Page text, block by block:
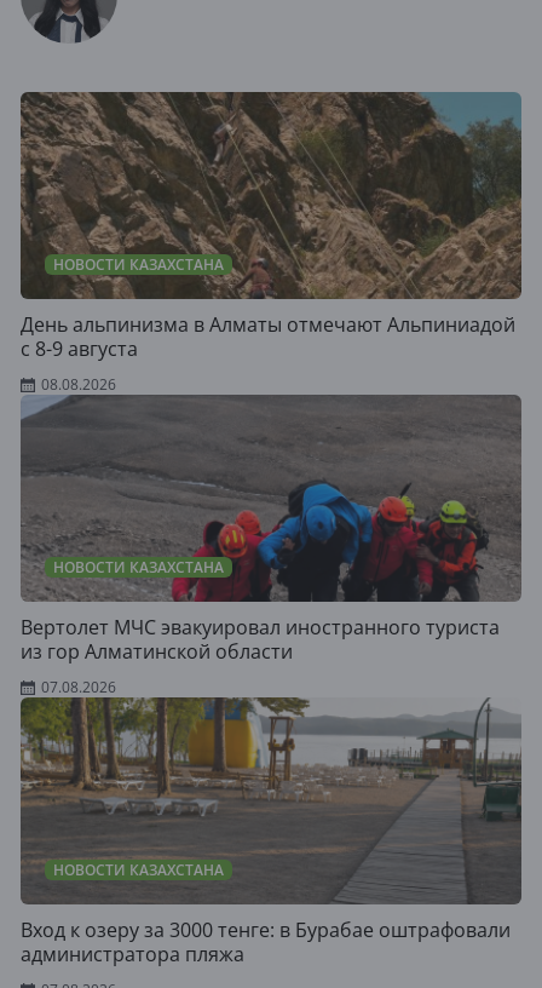
НОВОСТИ КАЗАХСТАНА
День альпинизма в Алматы отмечают Альпиниадой
с 8-9 августа
08.08.2026
НОВОСТИ КАЗАХСТАНА
Вертолет МЧС эвакуировал иностранного туриста
из гор Алматинской области
07.08.2026
НОВОСТИ КАЗАХСТАНА
Вход к озеру за 3000 тенге: в Бурабае оштрафовали
администратора пляжа